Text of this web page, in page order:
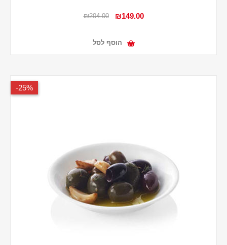
₪149.00
₪204.00
הוסף לסל
25%-